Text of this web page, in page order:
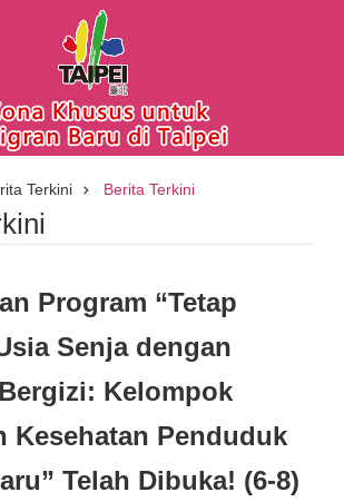
utama
Terkini Berita Terkini
Program “Tetap
Senja dengan
Kelompok
Kesehatan Penduduk
Telah Dibuka! (6-8)